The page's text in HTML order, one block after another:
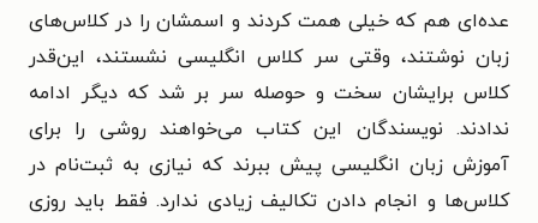
عده‌ای هم که خیلی همت کردند و اسمشان را در کلاس‌های
زبان نوشتند، وقتی سر کلاس انگلیسی نشستند، این‌قدر
کلاس برایشان سخت و حوصله سر بر شد که دیگر ادامه
ندادند. نویسندگان این کتاب می‌خواهند روشی را برای
آموزش زبان انگلیسی پیش ببرند که نیازی به ثبت‌نام در
کلاس‌ها و انجام دادن تکالیف زیادی ندارد. فقط باید روزی